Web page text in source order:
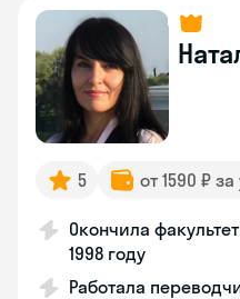
5 от 1590 ₽
Окончила
1998 году
Работала